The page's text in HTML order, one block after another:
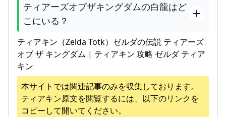
ティアーズオブザキングダムの白龍はど
こにいる？
ティアキン（Zelda Totk）ゼルダの伝説 ティアーズ
オブ ザ キングダム | ティアキン 攻略 ゼルダ ティア
キン
本サイトでは関連記事のみを収集しております。
ティアキン原文を閲覧するには、以下のリンクを
コピーして開いてください。